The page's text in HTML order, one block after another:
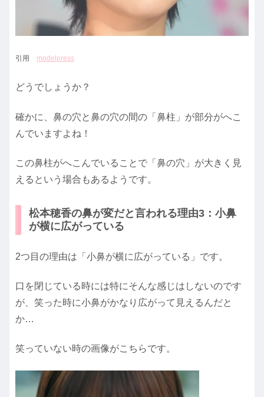
引用 modelpress
どうでしょうか？
確かに、鼻の穴と鼻の穴の間の「鼻柱」が部分がへこ
んでいますよね！
この鼻柱がへこんでいることで「鼻の穴」が大きく見
えるという場合もあるようです。
松本穂香の鼻が変だと言われる理由3：小鼻
が横に広がっている
2つ目の理由は「小鼻が横に広がっている」です。
口を閉じている時には特にそんな感じはしないのです
が、笑った時に小鼻がかなり広がって見えるんだと
か…
笑っていない時の画像がこちらです。